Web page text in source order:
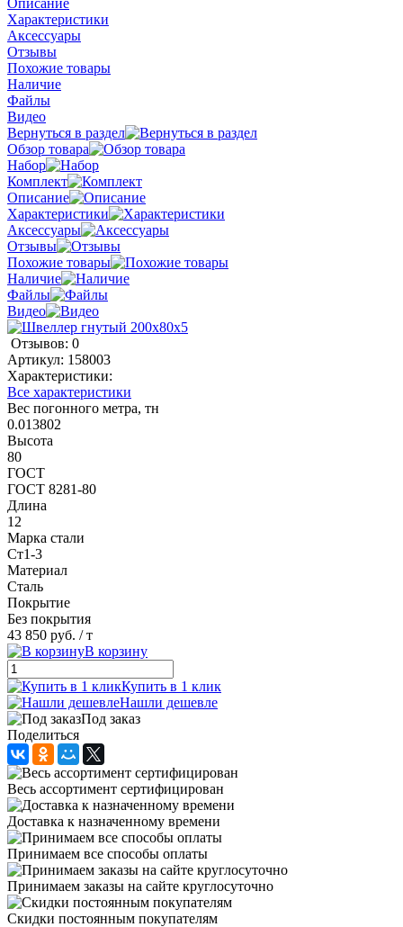
Характеристики
Аксессуары
Отзывы
Похожие товары
Наличие
Файлы
Видео
Вернуться в раздел
Обзор товара
Набор
Комплект
Описание
Характеристики
Аксессуары
Отзывы
Похожие товары
Наличие
Файлы
Видео
Отзывов: 0
Артикул: 158003
Характеристики:
Все характеристики
Вес погонного метра, тн
0.013802
Высота
80
ГОСТ
ГОСТ 8281-80
Длина
12
Марка стали
Ст1-3
Материал
Сталь
Покрытие
Без покрытия
43 850 руб. / т
В корзину
Купить в 1 клик
Нашли дешевле
Под заказ
Поделиться
Весь ассортимент сертифицирован
Доставка к назначенному времени
Принимаем все способы оплаты
Принимаем заказы на сайте круглосуточно
Скидки постоянным покупателям